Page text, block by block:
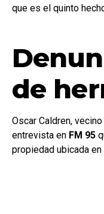
que es el quinto
de
Oscar Caldren,
entrevista en FM 95
propiedad ubicada